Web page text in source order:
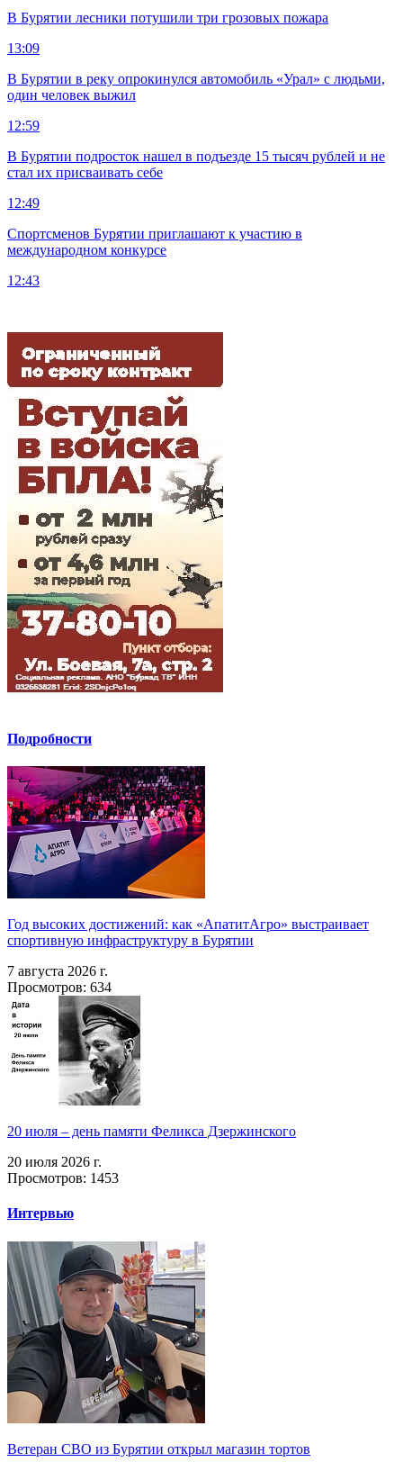
В Бурятии лесники потушили три грозовых пожара
13:09
В Бурятии в реку опрокинулся автомобиль «Урал» с людьми,
один человек выжил
12:59
В Бурятии подросток нашел в подъезде 15 тысяч рублей и не
стал их присваивать себе
12:49
Спортсменов Бурятии приглашают к участию в
международном конкурсе
12:43
Подробности
Год высоких достижений: как «АпатитАгро» выстраивает
спортивную инфраструктуру в Бурятии
7 августа 2026 г.
Просмотров: 634
20 июля – день памяти Феликса Дзержинского
20 июля 2026 г.
Просмотров: 1453
Интервью
Ветеран СВО из Бурятии открыл магазин тортов